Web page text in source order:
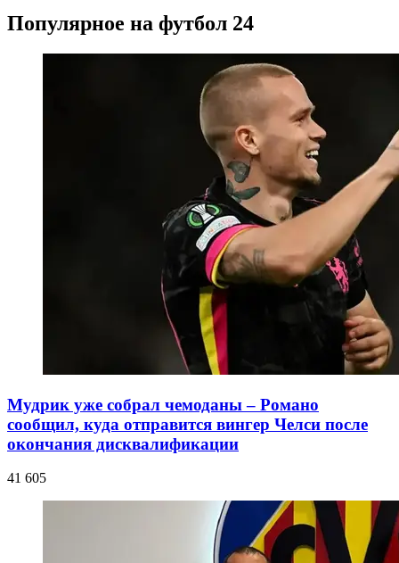
Популярное на футбол 24
Мудрик уже собрал чемоданы – Романо
сообщил, куда отправится вингер Челси после
окончания дисквалификации
41 605